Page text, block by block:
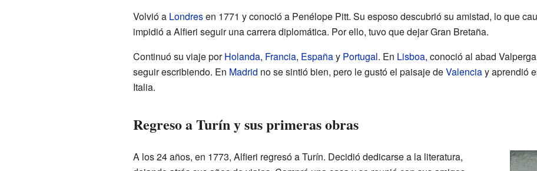
Volvió a Londresen 1771 y conoció a Penélope Pitt. Su esposo descubrió su amistad, lo que
impidió a Alfieri seguir una carrera diplomática. Por ello, tuvo que dejar Gran Bretaña.
Continuó su viaje porHolanda, Francia, Españay Portugal. En Lisboa, conoció al abad
seguir escribiendo. En Madrid no se sintió bien, pero le gustó el paisaje deValenciay aprendió
Italia.
Regreso a Turín y sus primeras obras
A los 24 años, en 1773, Alfieri regresó a Turín. Decidió dedicarse a la literatura,